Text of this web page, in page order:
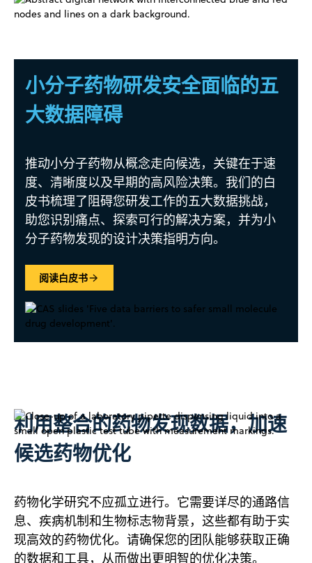
小分子药物研发安全面临的五
大数据障碍
推动小分子药物从概念走向候选，关键在于速
度、清晰度以及早期的高风险决策。我们的白
皮书梳理了阻碍您研发工作的五大数据挑战，
助您识别痛点、探索可行的解决方案，并为小
分子药物发现的设计决策指明方向。
阅读白皮书
利用整合的药物发现数据，加速
候选药物优化
药物化学研究不应孤立进行。它需要详尽的通路信
息、疾病机制和生物标志物背景，这些都有助于实
现高效的药物优化。请确保您的团队能够获取正确
的数据和工具，从而做出更明智的优化决策。